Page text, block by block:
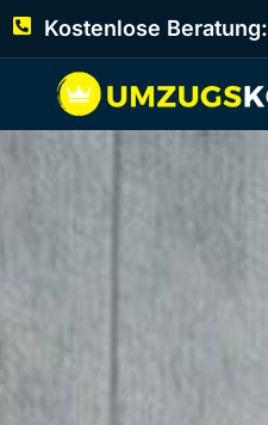
Kostenlose Beratung: